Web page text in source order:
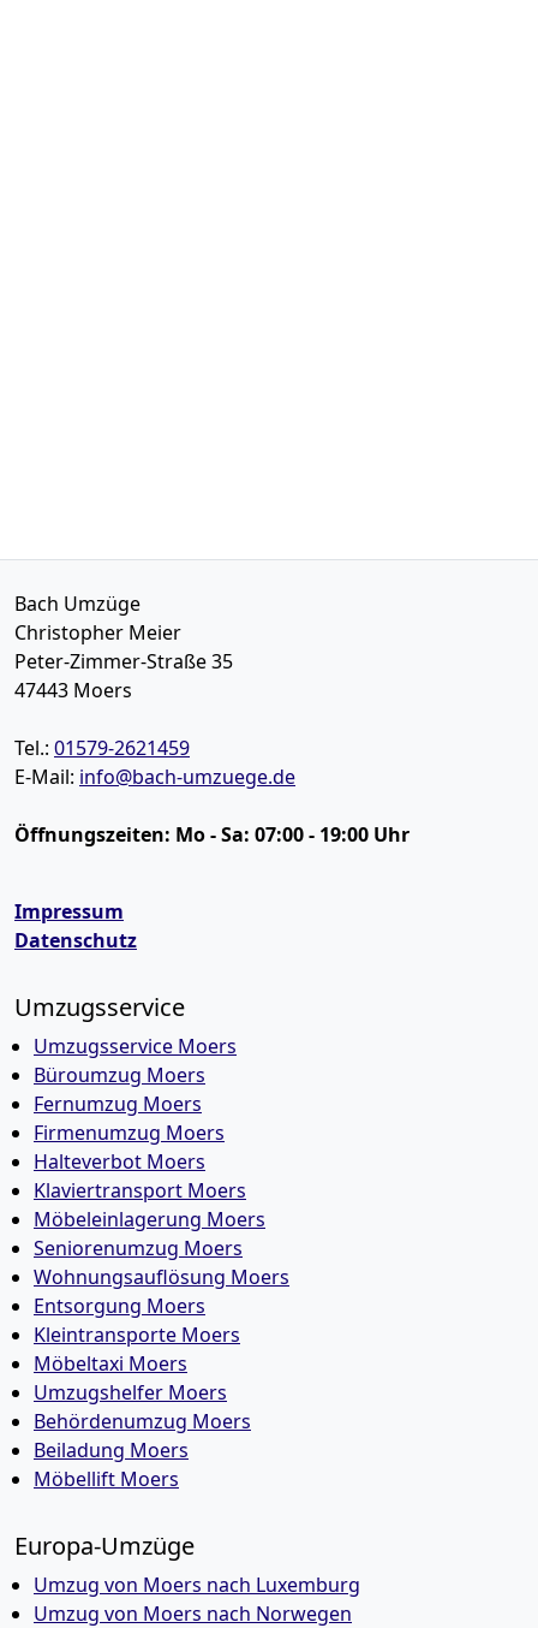
Bach Umzüge
Christopher Meier
Peter-Zimmer-Straße 35
47443 Moers
Tel.: 01579-2621459
E-Mail: info@bach-umzuege.de
Öffnungszeiten: Mo - Sa: 07:00 - 19:00 Uhr
Impressum
Datenschutz
Umzugsservice
Umzugsservice Moers
Büroumzug Moers
Fernumzug Moers
Firmenumzug Moers
Halteverbot Moers
Klaviertransport Moers
Möbeleinlagerung Moers
Seniorenumzug Moers
Wohnungsauflösung Moers
Entsorgung Moers
Kleintransporte Moers
Möbeltaxi Moers
Umzugshelfer Moers
Behördenumzug Moers
Beiladung Moers
Möbellift Moers
Europa-Umzüge
Umzug von Moers nach Luxemburg
Umzug von Moers nach Norwegen